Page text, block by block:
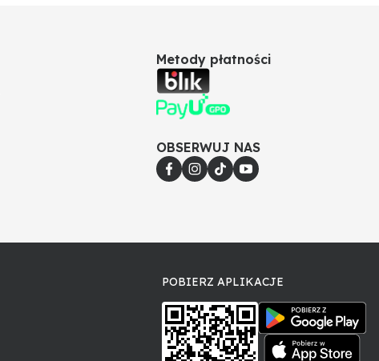
Metody płatności
OBSERWUJ NAS
POBIERZ APLIKACJE